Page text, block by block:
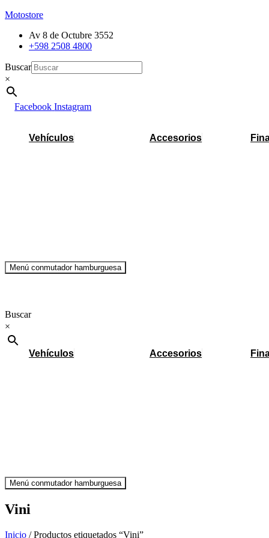
Motostore
Av 8 de Octubre 3552
+598 2508 4800
Buscar
×
Facebook Instagram
Vehículos Accesorios
Menú conmutador hamburguesa
Buscar
×
Vehículos Accesorios
Menú conmutador hamburguesa
Vini
Inicio / Productos etiquetados “Vini”